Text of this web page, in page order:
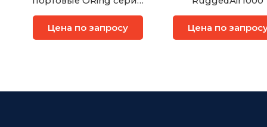
IES-3073GC
Цена по запросу Цена по